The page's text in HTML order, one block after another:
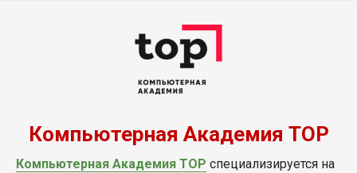
Компьютерная Академия TOP
Компьютерная Академия TOP специализируется на